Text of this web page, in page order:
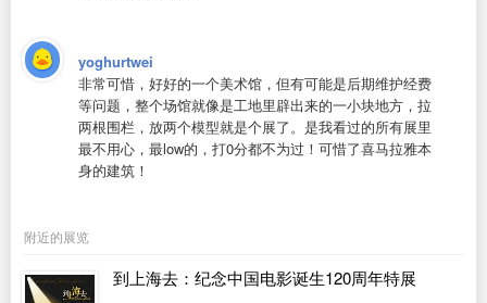
yoghurtwei
非常可惜，好好的一个美术馆，但有可能是后期维护经费
等问题，整个场馆就像是工地里辟出来的一小块地方，拉
两根围栏，放两个模型就是个展了。是我看过的所有展里
最不用心，最low的，打0分都不为过！可惜了喜马拉雅本
身的建筑！
附近的展览
到上海去：纪念中国电影诞生120周年特展